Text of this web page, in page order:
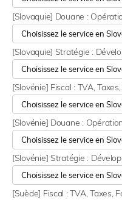
[Slovaquie] Douane :
[Slovaquie] Stratégie :
[Slovénie] Fiscal : TVA,
[Slovénie] Douane :
[Slovénie] Stratégie :
[Suède] Fiscal : TVA, Taxes,